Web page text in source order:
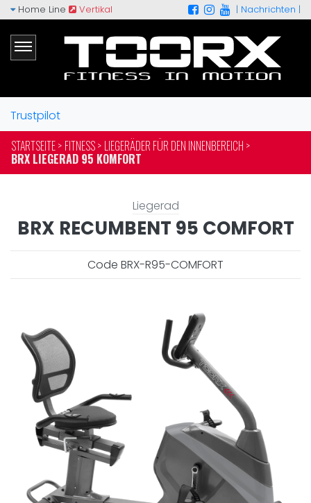
Home Line Vertikal | Nachrichten |
Trustpilot
STARTSEITE > FITNESS > LIEGERÄDER FÜR DEN INNENBEREICH >
BRX LIEGERAD 95 KOMFORT
Liegerad
BRX RECUMBENT 95 COMFORT
Code BRX-R95-COMFORT